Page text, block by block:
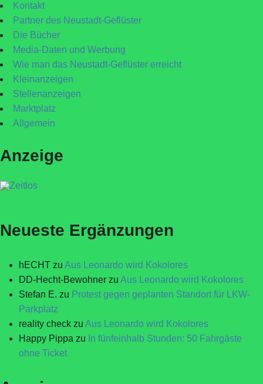
Kontakt
Partner des Neustadt-Geflüster
Die Bücher
Media-Daten und Werbung
Wie man das Neustadt-Geflüster erreicht
Kleinanzeigen
Stellenanzeigen
Marktplatz
Allgemein
Anzeige
Neueste Ergänzungen
hECHT zu Aus Leonardo wird Kokolores
DD-Hecht-Bewohner zu Aus Leonardo wird Kokolores
Stefan E. zu Protest gegen geplanten Standort für LKW-
Parkplatz
reality check zu Aus Leonardo wird Kokolores
Happy Pippa zu In fünfeinhalb Stunden: 50 Fahrgäste
ohne Ticket